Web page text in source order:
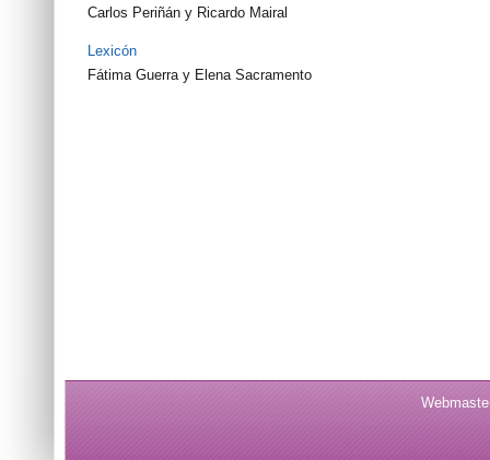
Carlos Periñán y Ricardo Mairal
Lexicón
Fátima Guerra y Elena Sacramento